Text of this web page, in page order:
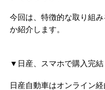
今回は、特徴的な取り組
か紹介します。
▼日産、スマホで購入完結
日産自動車はオンライン